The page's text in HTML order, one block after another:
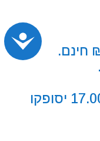
משלוחים מרכז עד השעה 17.00 יסופקו